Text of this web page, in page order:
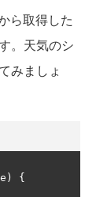
ら取得した
。天気のシ
みましょ
)
{